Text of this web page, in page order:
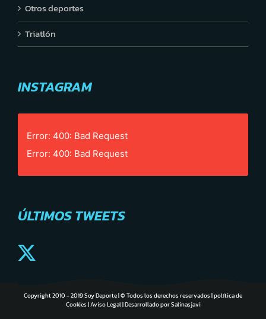
Otros deportes
Triatlón
INSTAGRAM
Error: 400: Bad Request
Error: 400: Bad Request
ÚLTIMOS TWEETS
Copyright 2010 - 2019 Soy Deporte | © Todos los derechos reservados |política de
Cookies|Aviso Legal| Desarrollado porSalinasjavi